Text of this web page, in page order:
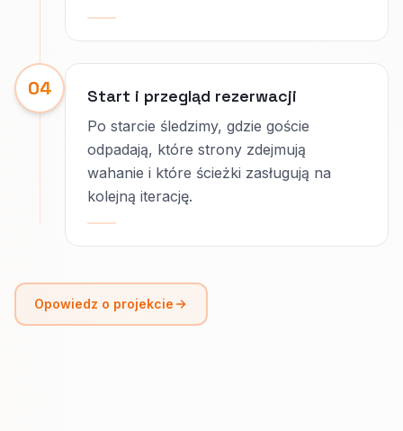
04 Start i przegląd rezerwacji
Po starcie śledzimy, gdzie goście
odpadają, które strony zdejmują
wahanie i które ścieżki zasługują na
kolejną iterację.
Opowiedz o projekcie